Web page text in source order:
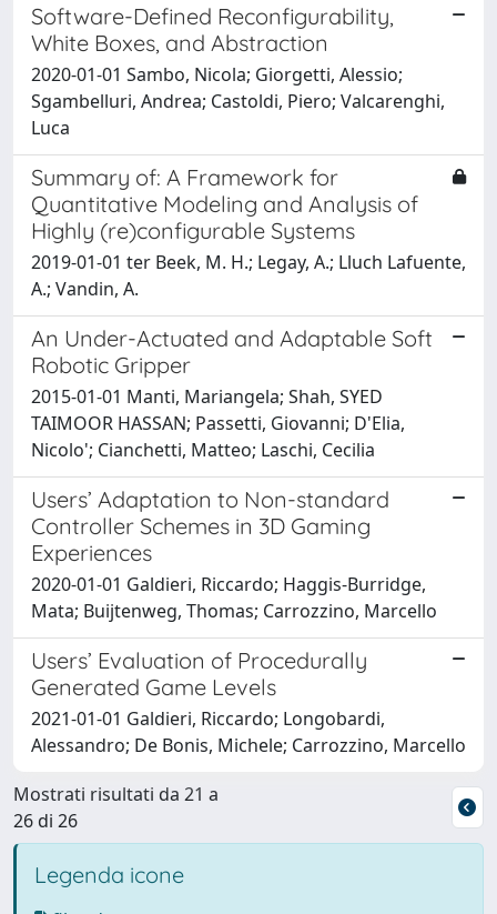
Software-Defined Reconfigurability,
White Boxes, and Abstraction
2020-01-01 Sambo, Nicola; Giorgetti, Alessio;
Sgambelluri, Andrea; Castoldi, Piero; Valcarenghi,
Luca
Summary of: A Framework for
Quantitative Modeling and Analysis of
Highly (re)configurable Systems
2019-01-01 ter Beek, M. H.; Legay, A.; Lluch Lafuente,
A.; Vandin, A.
An Under-Actuated and Adaptable Soft
Robotic Gripper
2015-01-01 Manti, Mariangela; Shah, SYED
TAIMOOR HASSAN; Passetti, Giovanni; D'Elia,
Nicolo'; Cianchetti, Matteo; Laschi, Cecilia
Users’ Adaptation to Non-standard
Controller Schemes in 3D Gaming
Experiences
2020-01-01 Galdieri, Riccardo; Haggis-Burridge,
Mata; Buijtenweg, Thomas; Carrozzino, Marcello
Users’ Evaluation of Procedurally
Generated Game Levels
2021-01-01 Galdieri, Riccardo; Longobardi,
Alessandro; De Bonis, Michele; Carrozzino, Marcello
Mostrati risultati da 21 a
26 di 26
Legenda icone